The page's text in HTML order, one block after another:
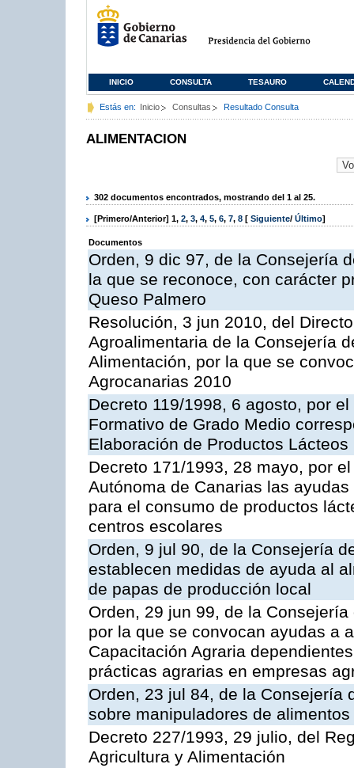
INICIO CONSULTA TESAURO
Estás en: Inicio Consultas Resultado Consulta
ALIMENTACION
302 documentos encontrados, mostrando del 1 al 25.
[Primero/Anterior] 1, 2, 3, 4, 5, 6, 7, 8 [ Siguiente/ Último]
Documentos
Orden, 9 dic 97, de la Consejería
la que se reconoce, con carácter
Queso Palmero
Resolución, 3 jun 2010, del
Agroalimentaria de la Consejería
Alimentación, por la que se
Agrocanarias 2010
Decreto 119/1998, 6 agosto, por
Formativo de Grado Medio
Elaboración de Productos Lácteos
Decreto 171/1993, 28 mayo, por
Autónoma de Canarias las
para el consumo de productos
centros escolares
Orden, 9 jul 90, de la Consejería
establecen medidas de ayuda al
de papas de producción local
Orden, 29 jun 99, de la
por la que se convocan ayudas a
Capacitación Agraria
prácticas agrarias en empresas
Orden, 23 jul 84, de la Consejería
sobre manipuladores de alimentos
Decreto 227/1993, 29 julio, del
Agricultura y Alimentación